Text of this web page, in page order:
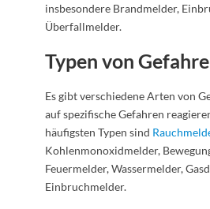
insbesondere Brandmelder,
Überfallmelder.
Typen von
Es gibt verschiedene Arten von
auf spezifische Gefahren
häufigsten Typen sind
Kohlenmonoxidmelder,
Feuermelder, Wassermelder,
Einbruchmelder.